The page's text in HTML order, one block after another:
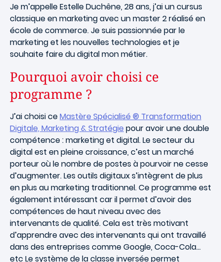
Je m’appelle Estelle Duchêne, 28 ans, j’ai un cursus
classique en marketing avec un master 2 réalisé en
école de commerce. Je suis passionnée par le
marketing et les nouvelles technologies et je
souhaite faire du digital mon métier.
Pourquoi avoir choisi ce
programme ?
J’ai choisi ceMastère Spécialisé ® Transformation
Digitale, Marketing & Stratégie pour avoir une double
compétence : marketing et digital. Le secteur du
digital est en pleine croissance, c’est un marché
porteur où le nombre de postes à pourvoir ne cesse
d’augmenter. Les outils digitaux s’intègrent de plus
en plus au marketing traditionnel. Ce programme est
également intéressant car il permet d’avoir des
compétences de haut niveau avec des
intervenants de qualité. Cela est très motivant
d’apprendre avec des intervenants qui ont travaillé
dans des entreprises comme Google, Coca-Cola…
etc Le système de la classe inversée permet